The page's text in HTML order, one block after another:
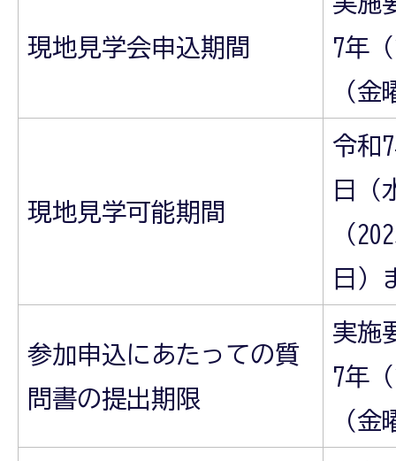
現地見学会申込期間
7年
（金
現地見学可能期間
令和
日（
（
日）
参加申込にあたっての質
問書の提出期限
実施
7年
（金